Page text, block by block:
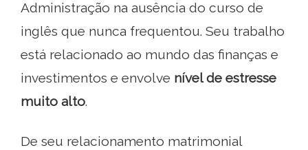
Administração na ausência do curso de
inglês que nunca frequentou. Seu trabalho
está relacionado ao mundo das finanças e
investimentos e envolve nível de estresse
muito alto.
De seu relacionamento matrimonial